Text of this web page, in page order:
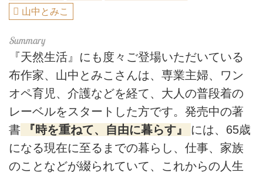
山中とみこ
『天然生活』にも度々ご登場いただいている
布作家、山中とみこさんは、専業主婦、ワン
オペ育児、介護などを経て、大人の普段着の
レーベルをスタートした方です。発売中の著
書
『時を重ねて、自由に暮らす』
には、65歳
になる現在に至るまでの暮らし、仕事、家族
のことなどが綴られていて、これからの人生